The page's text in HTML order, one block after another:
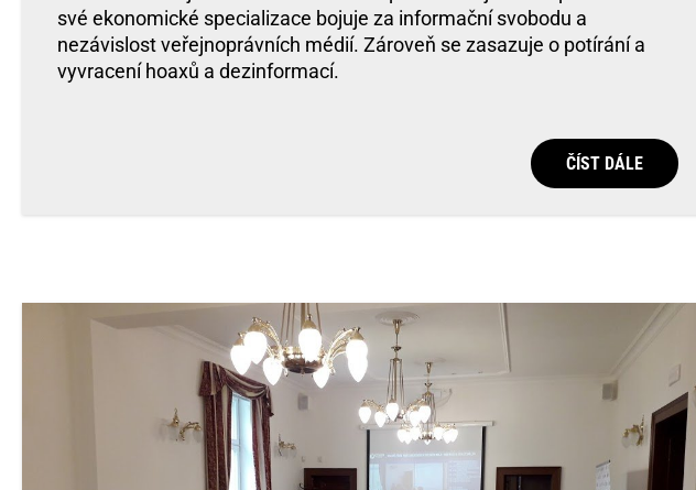
své ekonomické specializace bojuje za informační svobodu a
nezávislost veřejnoprávních médií. Zároveň se zasazuje o potírání a
vyvracení hoaxů a dezinformací.
ČÍST DÁLE